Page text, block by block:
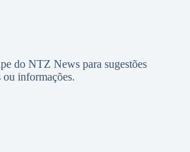
do NTZ News para sugestões
ou informações.